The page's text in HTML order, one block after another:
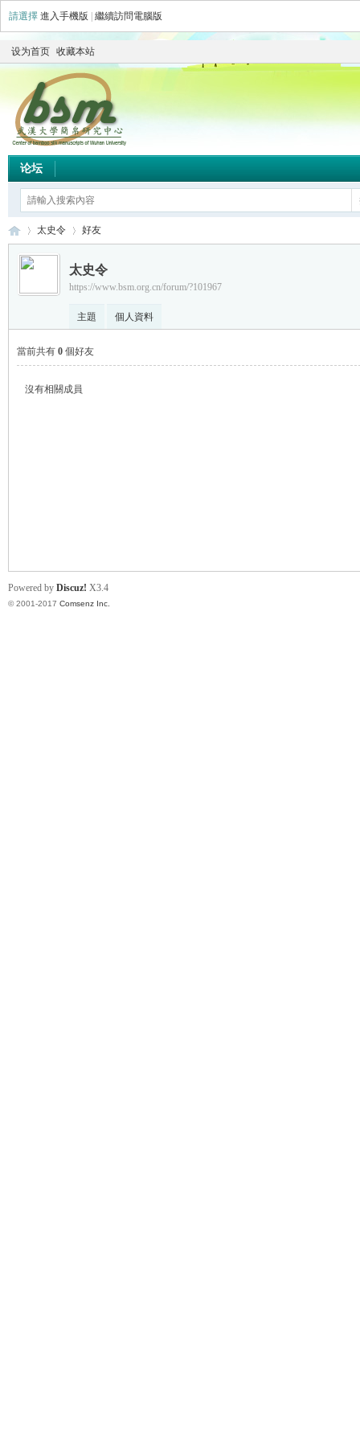
請選擇 進入手機版 繼續訪問電腦版
设为首页 收藏本站
论坛
›
太史令 好友
太史令
https://www.bsm.org.cn/forum/?101967
主題 個人資料
當前共有 0 個好友
沒有相關成員
Powered by Discuz! X3.4
© 2001-2017 Comsenz Inc.